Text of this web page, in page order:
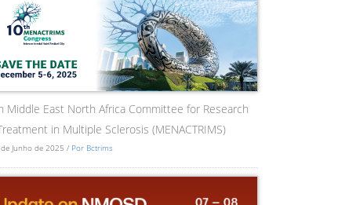
Middle East North Africa Committee for Research
in Multiple Sclerosis (MENACTRIMS)
Junho de 2025 / Por Bctrims